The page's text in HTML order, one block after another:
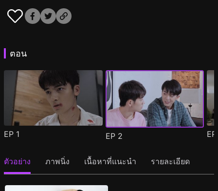
ตอน
EP 1 EP 2
ตัวอย่าง ภาพนิ่ง เนื้อหาที่แนะนำ รายละเอียด